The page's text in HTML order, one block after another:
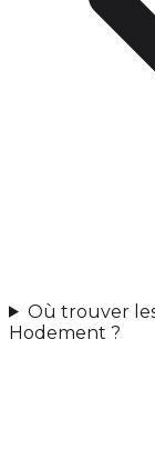
Où trouver
Hodement ?